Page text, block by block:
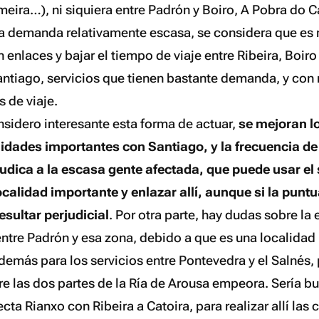
ni siquiera entre Padrón y Boiro, A Pobra do
demanda relativamente escasa, se considera que es
enlaces y bajar el tiempo de viaje entre Ribeira,
servicios que tienen bastante demanda, y con
de viaje.
interesante esta forma de actuar, se mejoran
importantes con Santiago, y la frecuencia
a la escasa gente afectada, que puede usar
importante y enlazar allí, aunque si la
perjudicial. Por otra parte, hay dudas sobre la
Padrón y esa zona, debido a que es una
para los servicios entre Pontevedra y el Salnés,
las dos partes de la Ría de Arousa empeora. Sería
Rianxo con Ribeira a Catoira, para realizar allí las